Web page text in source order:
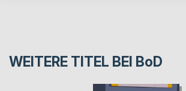
WEITERE TITEL BEI BoD